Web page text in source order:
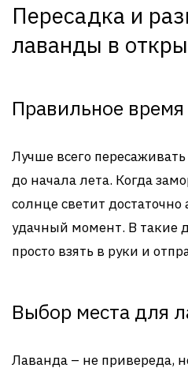
Пересадка и
лаванды в
Правильное
Лучше всего
до начала лета. Когда
солнце светит достаточно
удачный момент. В такие
просто взять в руки и
Выбор места для
Лаванда – не привереда,